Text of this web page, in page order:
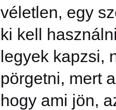
véletlen, egy
ki kell
legyek kapzsi,
pörgetni, mert
hogy ami jön,